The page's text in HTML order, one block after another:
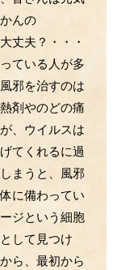
んの
丈夫？・・・
ている人が多
邪を治すのは
剤やのどの痛
、ウイルスは
てくれるに過
まうと、風邪
に備わってい
ジという細胞
して見つけ
ら、最初から